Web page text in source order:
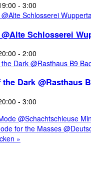
- 3:00
Schlosserei
- 2:00
Dark @Rasthaus
- 3:00
@Schachtschleuse
for the Masses
»